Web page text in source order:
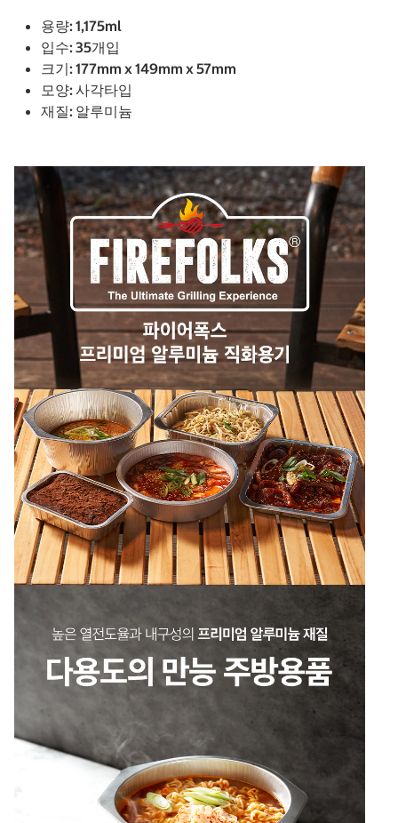
용량: 1,175ml
입수: 35개입
크기: 177mm x 149mm x 57mm
모양: 사각타입
재질: 알루미늄